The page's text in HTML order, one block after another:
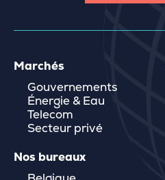
Marchés
Gouvernements
Énergie & Eau
Telecom
Secteur privé
Nos bureaux